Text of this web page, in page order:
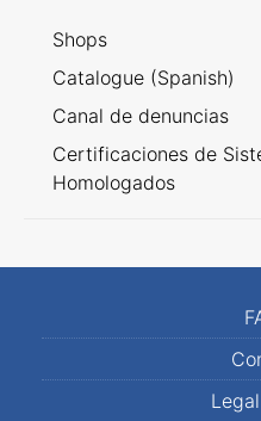
Shops
Catalogue (Spanish)
Canal de denuncias
Certificaciones de
Homologados